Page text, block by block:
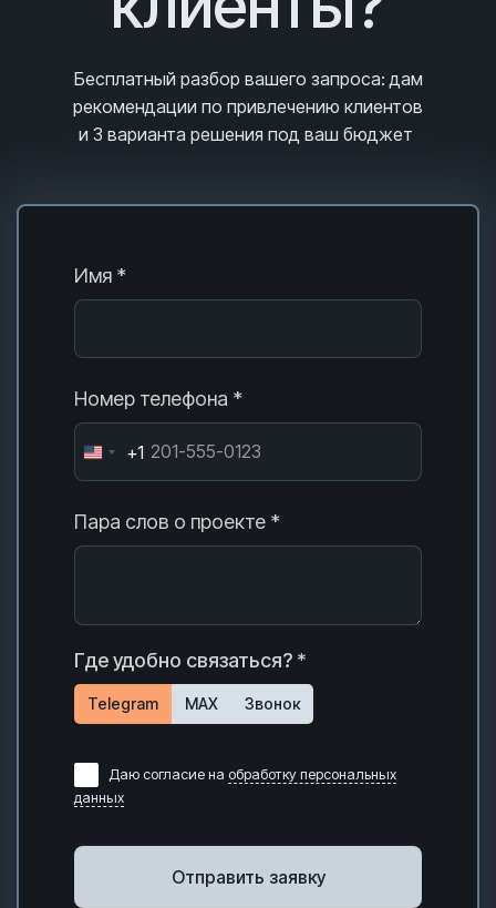
Бесплатный разбор вашего запроса: дам
рекомендации по привлечению клиентов
и 3 варианта решения под ваш бюджет
Имя *
Номер телефона *
+1
Пара слов о проекте *
Где удобно связаться? *
Telegram MAX Звонок
Даю согласие на обработку персональных
данных
Отправить заявку